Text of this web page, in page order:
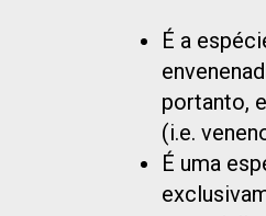
É a
portanto,
(i.e.
É uma